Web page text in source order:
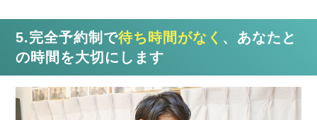
5.完全予約制で待ち時間がなく 、あなたと
の時間を大切にします